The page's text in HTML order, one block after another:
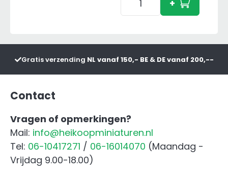
Punts
Aansluiting
+
Gratis verzending NL vanaf 150,- BE & DE vanaf 200,--
Contact
Vragen of opmerkingen?
Mail: info@heikoopminiaturen.nl
Tel: 06-10417271 / 06-16014070 (Maandag -
Vrijdag 9.00-18.00)